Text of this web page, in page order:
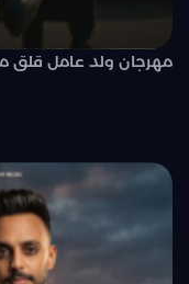
مهرجان ولد عامل قلق